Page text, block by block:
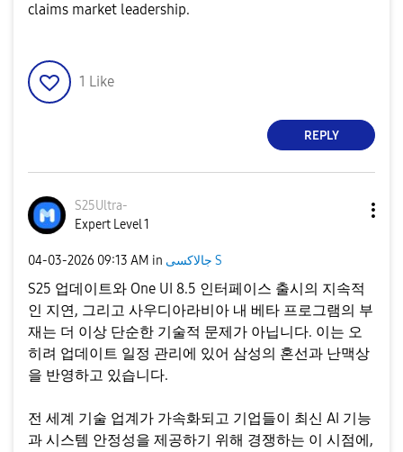
claims market leadership.
1 Like
REPLY
S25Ultra-
Expert Level 1
‎04-03-2026 09:13 AM in جالاكسى S
S25 업데이트와 One UI 8.5 인터페이스 출시의 지속적
인 지연, 그리고 사우디아라비아 내 베타 프로그램의 부
재는 더 이상 단순한 기술적 문제가 아닙니다. 이는 오
히려 업데이트 일정 관리에 있어 삼성의 혼선과 난맥상
을 반영하고 있습니다.
​전 세계 기술 업계가 가속화되고 기업들이 최신 AI 기능
과 시스템 안정성을 제공하기 위해 경쟁하는 이 시점에,